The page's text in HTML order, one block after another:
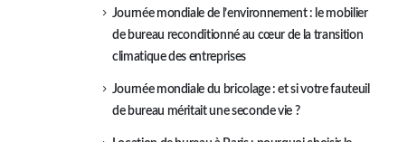
Journée mondiale de l’environnement : le mobilier
de bureau reconditionné au cœur de la transition
climatique des entreprises
Journée mondiale du bricolage : et si votre fauteuil
de bureau méritait une seconde vie ?